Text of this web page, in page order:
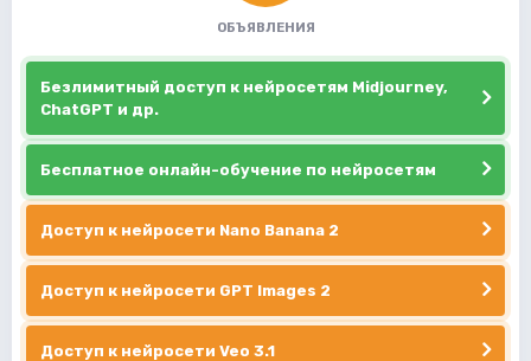
ОБЪЯВЛЕНИЯ
Безлимитный доступ к нейросетям Midjourney,
ChatGPT и др.
Бесплатное онлайн-обучение по нейросетям
Доступ к нейросети Nano Banana 2
Доступ к нейросети GPT Images 2
Доступ к нейросети Veo 3.1